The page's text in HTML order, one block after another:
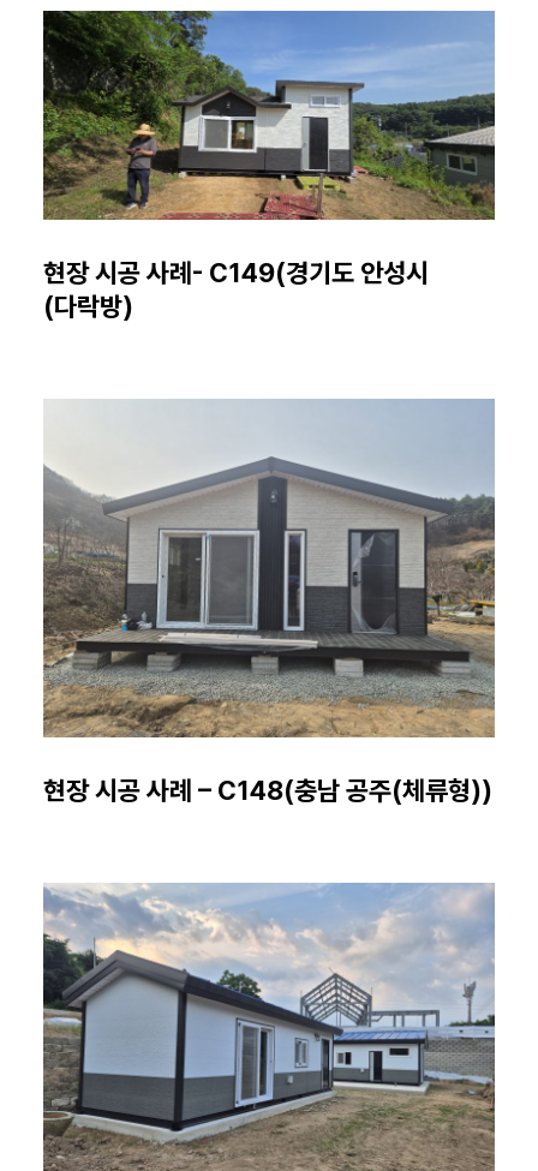
현장 시공 사례- C149(경기도 안성시
(다락방)
현장 시공 사례 – C148(충남 공주(체류형))